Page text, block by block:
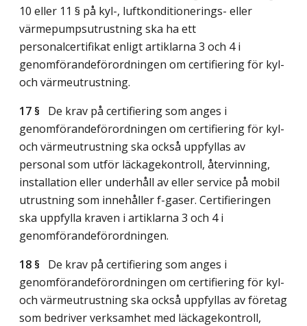
10 eller 11 § på kyl-, luftkonditionerings- eller
värmepumpsutrustning ska ha ett
personalcertifikat enligt artiklarna 3 och 4 i
genomförandeförordningen om certifiering för kyl-
och värmeutrustning.
17 § De krav på certifiering som anges i
genomförandeförordningen om certifiering för kyl-
och värmeutrustning ska också uppfyllas av
personal som utför läckagekontroll, återvinning,
installation eller underhåll av eller service på mobil
utrustning som innehåller f-gaser. Certifieringen
ska uppfylla kraven i artiklarna 3 och 4 i
genomförandeförordningen.
18 § De krav på certifiering som anges i
genomförandeförordningen om certifiering för kyl-
och värmeutrustning ska också uppfyllas av företag
som bedriver verksamhet med läckagekontroll,